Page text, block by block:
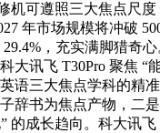
机可遵照三大焦点尺
年市场规模将冲破
，充实满脚猎奇
大讯飞 T30Pro 聚焦
语三大焦点学科的精
辞书为焦点产物，二
的成长趋向。科大讯